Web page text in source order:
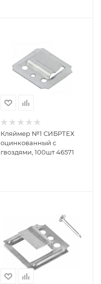
Кляймер №1 СИБРТЕХ
оцинкованный с
гвоздями, 100шт 46571